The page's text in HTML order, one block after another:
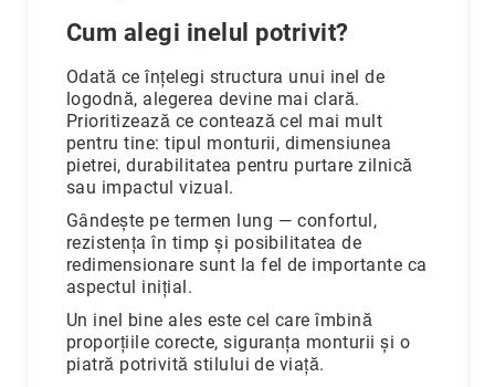
Cum alegi inelul potrivit?
Odată ce înțelegi structura unui inel de
logodnă, alegerea devine mai clară.
Prioritizează ce contează cel mai mult
pentru tine: tipul monturii, dimensiunea
pietrei, durabilitatea pentru purtare zilnică
sau impactul vizual.
Gândește pe termen lung — confortul,
rezistența în timp și posibilitatea de
redimensionare sunt la fel de importante ca
aspectul inițial.
Un inel bine ales este cel care îmbină
proporțiile corecte, siguranța monturii și o
piatră potrivită stilului de viață.